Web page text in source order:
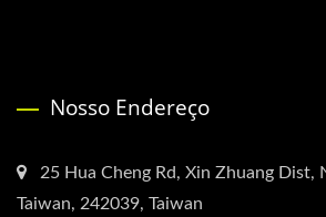
Nosso Endereço
25 Hua Cheng Rd, Xin Zhuang Dist,
Taiwan, 242039, Taiwan